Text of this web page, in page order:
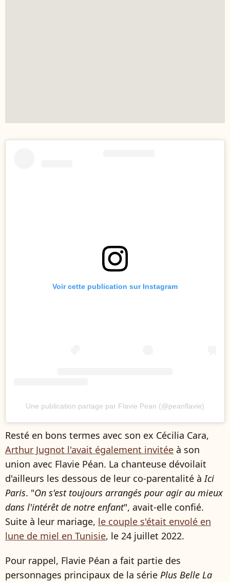
Voir cette publication sur Instagram
Une publication partage par Flavie Pean (@peanflavie)
Resté en bons termes avec son ex Cécilia Cara,
Arthur Jugnot l'avait également invitée à son
union avec Flavie Péan. La chanteuse dévoilait
d'ailleurs les dessous de leur co-parentalité à Ici
Paris. "On s'est toujours arrangés pour agir au mieux
dans l'intérêt de notre enfant", avait-elle confié.
Suite à leur mariage, le couple s'était envolé en
lune de miel en Tunisie, le 24 juillet 2022.
Pour rappel, Flavie Péan a fait partie des
personnages principaux de la série Plus Belle La